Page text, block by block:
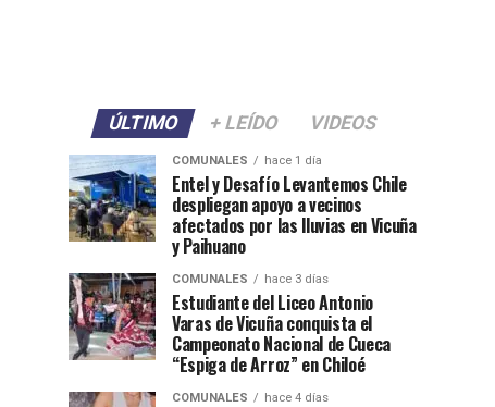
ÚLTIMO + LEÍDO VIDEOS
COMUNALES hace 1 día
Entel y Desafío Levantemos Chile
despliegan apoyo a vecinos
afectados por las lluvias en Vicuña
y Paihuano
COMUNALES hace 3 días
Estudiante del Liceo Antonio
Varas de Vicuña conquista el
Campeonato Nacional de Cueca
“Espiga de Arroz” en Chiloé
COMUNALES hace 4 días